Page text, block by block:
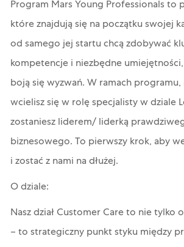
Program Mars Young Professionals to
które znajdują się na początku swojej
od samego jej startu chcą zdobywać
kompetencje i niezbędne
boją się wyzwań. W ramach programu,
wcielisz się w rolę specjalisty w dziale
zostaniesz liderem/ liderką
biznesowego. To pierwszy krok, aby
i zostać z nami na dłużej.
O dziale:
Nasz dział Customer Care to nie tylko
– to strategiczny punkt styku między